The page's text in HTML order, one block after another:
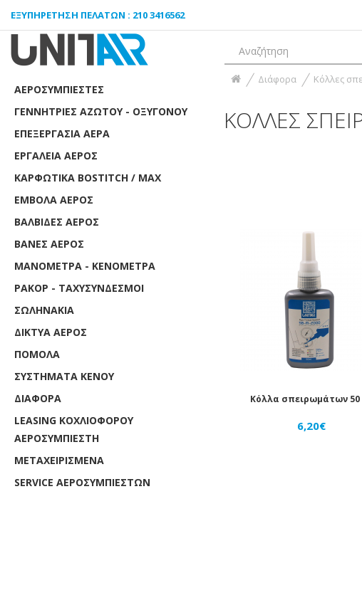
ΕΞΥΠΗΡΈΤΗΣΗ ΠΕΛΑΤΏΝ : 210 3416562
ΑΕΡΟΣΥΜΠΙΕΣΤΈΣ
ΓΕΝΝΉΤΡΙΕΣ ΑΖΏΤΟΥ - ΟΞΥΓΌΝΟΥ
ΕΠΕΞΕΡΓΑΣΊΑ ΑΈΡΑ
ΕΡΓΑΛΕΊΑ ΑΈΡΟΣ
ΚΑΡΦΩΤΙΚΆ BOSTITCH / MAX
ΈΜΒΟΛΑ ΑΈΡΟΣ
ΒΑΛΒΊΔΕΣ ΑΈΡΟΣ
ΒΆΝΕΣ ΑΈΡΟΣ
ΜΑΝΌΜΕΤΡΑ - ΚΕΝΌΜΕΤΡΑ
ΡΑΚΌΡ - ΤΑΧΥΣΎΝΔΕΣΜΟΙ
ΣΩΛΗΝΆΚΙΑ
ΔΊΚΤΥΑ ΑΈΡΟΣ
ΠΌΜΟΛΑ
ΣΥΣΤΉΜΑΤΑ ΚΕΝΟΎ
ΔΙΆΦΟΡΑ
LEASING ΚΟΧΛΙΟΦΟΡOY
ΑΕΡΟΣΥΜΠΙΕΣΤH
ΜΕΤΑΧΕΙΡΙΣΜΕΝΑ
SERVICE ΑΕΡΟΣΥΜΠΙΕΣΤΩΝ
Διάφορα Κόλλες
ΚΌΛΛΕΣ
Κόλλα σπειρωμάτων 50
6,20€